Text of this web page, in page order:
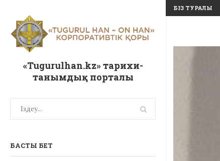
«Tugurulhan.kz» тарихи-
танымдық порталы
БАСТЫ БЕТ
БІЗ ТУРАЛЫ